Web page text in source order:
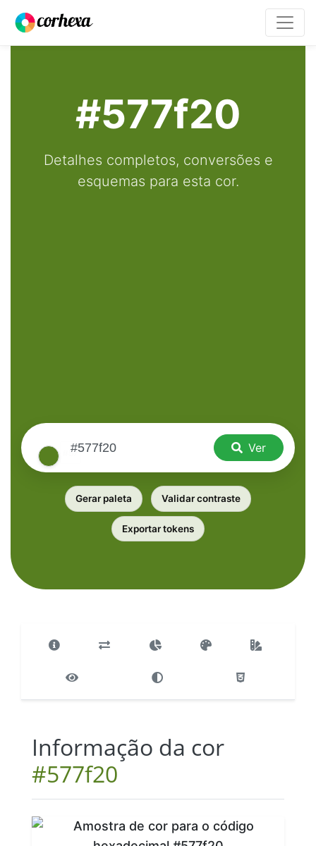
#577f20
Detalhes completos, conversões e
esquemas para esta cor.
Ver
Gerar paleta Validar contraste
Exportar tokens
Informação da cor
#577f20